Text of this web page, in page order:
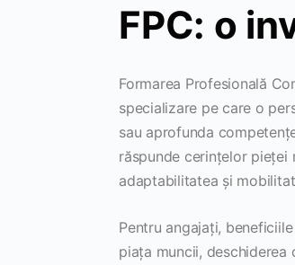
FPC: o
Formarea Profesională
specializare pe care o
sau aprofunda
răspunde cerințelor pieței
adaptabilitatea și
Pentru angajați,
piața muncii,